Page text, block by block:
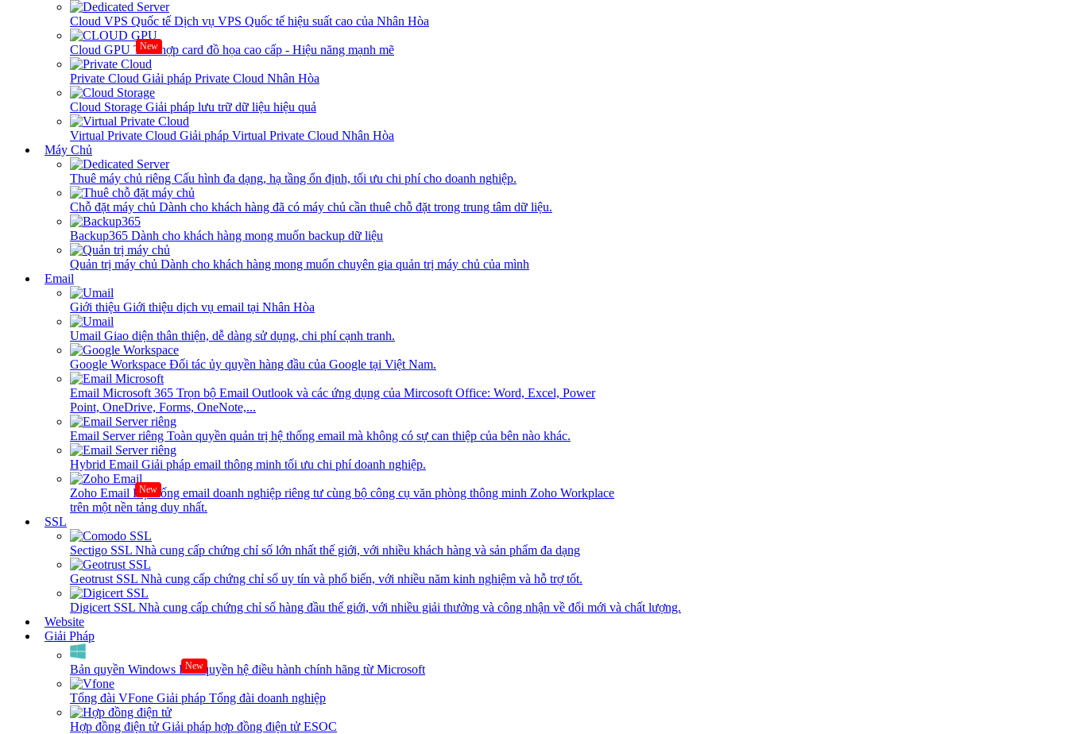
Cloud VPS Quốc tế Dịch vụ VPS Quốc tế hiệu suất cao của Nhân Hòa
Cloud GPU New
Tích hợp card đồ họa cao cấp - Hiệu năng mạnh mẽ
Private Cloud Giải pháp Private Cloud Nhân Hòa
Cloud Storage Giải pháp lưu trữ dữ liệu hiệu quả
Virtual Private Cloud Giải pháp Virtual Private Cloud Nhân Hòa
Máy Chủ
Thuê máy chủ riêng Cấu hình đa dạng, hạ tầng ổn định, tối ưu chi phí cho doanh nghiệp.
Chỗ đặt máy chủ Dành cho khách hàng đã có máy chủ cần thuê chỗ đặt trong trung tâm dữ liệu.
Backup365 Dành cho khách hàng mong muốn backup dữ liệu
Quản trị máy chủ Dành cho khách hàng mong muốn chuyên gia quản trị máy chủ của mình
Email
Giới thiệu Giới thiệu dịch vụ email tại Nhân Hòa
Umail Giao diện thân thiện, dễ dàng sử dụng, chi phí cạnh tranh.
Google Workspace Đối tác ủy quyền hàng đầu của Google tại Việt Nam.
Email Microsoft 365 Trọn bộ Email Outlook và các ứng dụng của Mircosoft Office: Word, Excel, Power
Point, OneDrive, Forms, OneNote,...
Email Server riêng Toàn quyền quản trị hệ thống email mà không có sự can thiệp của bên nào khác.
Hybrid Email Giải pháp email thông minh tối ưu chi phí doanh nghiệp.
Zoho Email New
Hệ thống email doanh nghiệp riêng tư cùng bộ công cụ văn phòng thông minh Zoho Workplace
trên một nền tảng duy nhất.
SSL
Sectigo SSL Nhà cung cấp chứng chỉ số lớn nhất thế giới, với nhiều khách hàng và sản phẩm đa dạng
Geotrust SSL Nhà cung cấp chứng chỉ số uy tín và phổ biến, với nhiều năm kinh nghiệm và hỗ trợ tốt.
Digicert SSL Nhà cung cấp chứng chỉ số hàng đầu thế giới, với nhiều giải thưởng và công nhận về đổi mới và chất lượng.
Website
Giải Pháp
Bản quyền Windows New
Bản quyền hệ điều hành chính hãng từ Microsoft
Tổng đài VFone Giải pháp Tổng đài doanh nghiệp
Hợp đồng điện tử Giải pháp hợp đồng điện tử ESOC